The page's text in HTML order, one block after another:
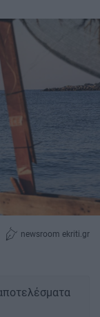
newsroom ekriti.gr